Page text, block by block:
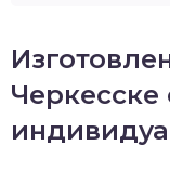
Черкесске